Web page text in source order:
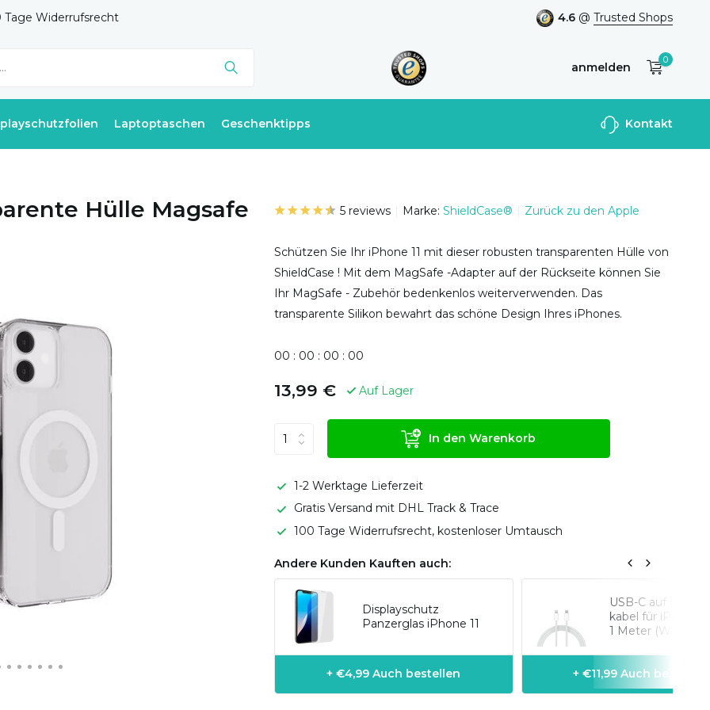
Tage Widerrufsrecht 4.6 @ Trusted Shops
anmelden
Benutzerkonto
0
Laptoptaschen Geschenktipps Kontakt
Hülle Magsafe 5 reviews Marke: ShieldCase® Zurück zu den Apple
Schützen Sie Ihr iPhone 11 mit dieser robusten transparenten Hülle von
ShieldCase ! Mit dem MagSafe -Adapter auf der Rückseite können Sie
Ihr MagSafe - Zubehör bedenkenlos weiterverwenden. Das
transparente Silikon bewahrt das schöne Design Ihres iPhones.
00 : 00 : 00 : 00
13,99 € Auf Lager
In den Warenkorb
1-2 Werktage Lieferzeit
Gratis Versand mit DHL Track & Trace
100 Tage Widerrufsrecht, kostenloser Umtausch
Andere Kunden Kauften auch:
Displayschutz
Panzerglas iPhone 11
+ €4,99 Auch bestellen
USB-C auf
kabel für iPhone-
1 Meter (Weiß)
+ €11,99 Auch bestellen